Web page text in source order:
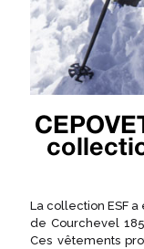
La collection ESF
de Courchevel
Ces vêtements